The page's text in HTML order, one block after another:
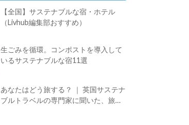
【全国】サステナブルな宿・ホテル
（Livhub編集部おすすめ）
生ごみを循環。コンポストを導入して
いるサステナブルな宿11選
あなたはどう旅する？ ｜ 英国サステナ
ブルトラベルの専門家に聞いた、旅の